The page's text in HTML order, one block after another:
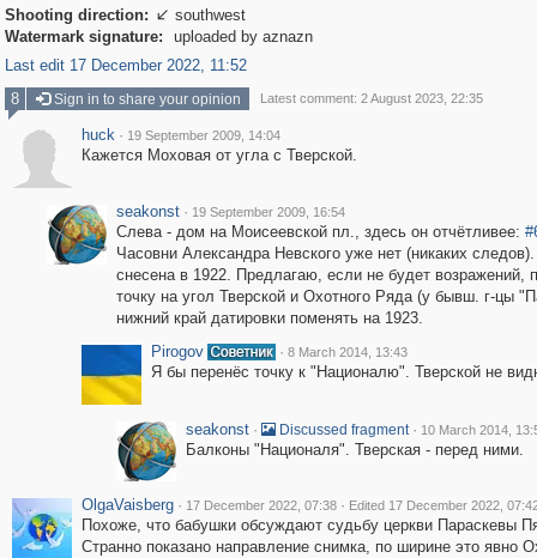
Shooting direction:  southwest
Watermark signature:
uploaded by aznazn
Last edit 17 December 2022, 11:52
8
Sign in to share your opinion Latest comment: 2 August 2023, 22:35
huck · 19 September 2009, 14:04
Кажется Моховая от угла с Тверской.
seakonst · 19 September 2009, 16:54
Слева - дом на Моисеевской пл., здесь он отчётливее:
Часовни Александра Невского уже нет (никаких
снесена в 1922. Предлагаю, если не будет возражений,
точку на угол Тверской и Охотного Ряда (у бывш. г-цы
нижний край датировки поменять на 1923.
Pirogov
· 8 March 2014, 13:43
Я бы перенёс точку к "Националю". Тверской не
seakonst · Discussed fragment · 10 March 2014,
Балконы "Националя". Тверская - перед ними.
OlgaVaisberg · 17 December 2022, 07:38 · Edited 17 December 2022,
Похоже, что бабушки обсуждают судьбу церкви Параскевы
Странно показано направление снимка, по ширине это явно